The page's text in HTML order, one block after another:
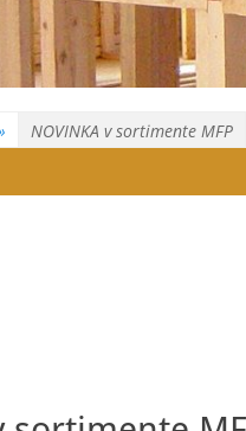
NOVINKA v sortimente MFP